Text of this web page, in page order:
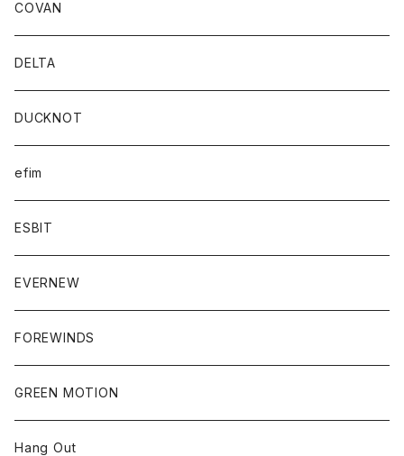
COVAN
DELTA
DUCKNOT
efim
ESBIT
EVERNEW
FOREWINDS
GREEN MOTION
Hang Out